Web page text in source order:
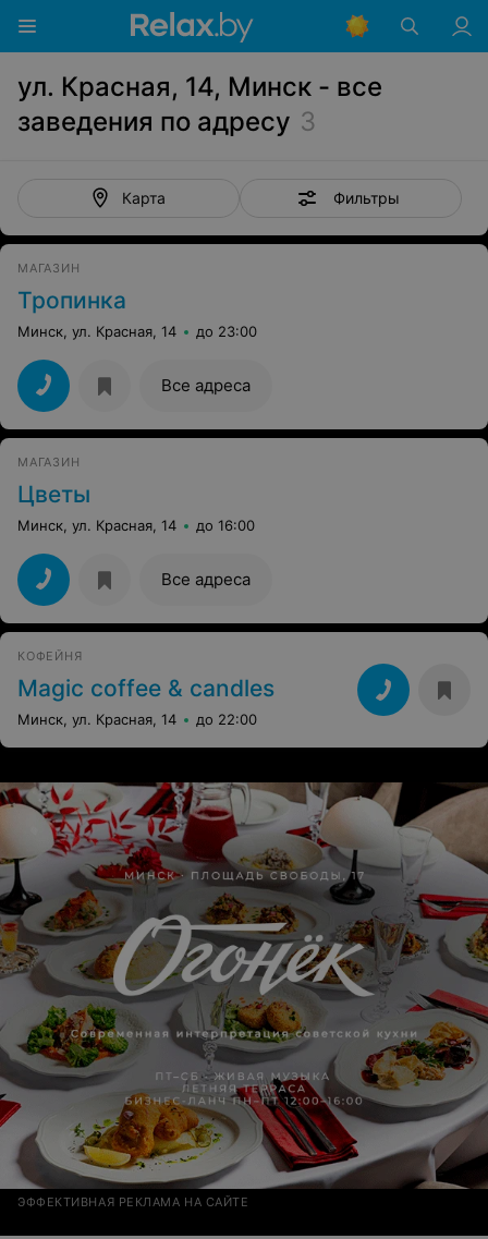
ул. Красная, 14, Минск - все
заведения по адресу 3
Карта Фильтры
МАГАЗИН
Тропинка
Минск, ул. Красная, 14 до 23:00
Все адреса
МАГАЗИН
Цветы
Минск, ул. Красная, 14 до 16:00
Все адреса
КОФЕЙНЯ
Magic coffee & candles
Минск, ул. Красная, 14 до 22:00
ЭФФЕКТИВНАЯ РЕКЛАМА НА САЙТЕ